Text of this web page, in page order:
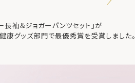
長袖＆ジョガーパンツセット」が
健康グッズ部門で最優秀賞を受賞しました。